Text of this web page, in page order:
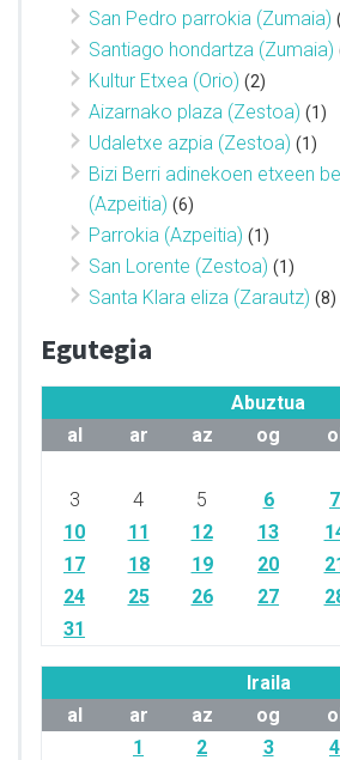
San Pedro parrokia (Zumaia)
Santiago hondartza (Zumaia)
Kultur Etxea (Orio) (2)
Aizarnako plaza (Zestoa) (1)
Udaletxe azpia (Zestoa) (1)
Bizi Berri adinekoen etxeen
(Azpeitia) (6)
Parrokia (Azpeitia) (1)
San Lorente (Zestoa) (1)
Santa Klara eliza (Zarautz) (8)
Egutegia
Abuztua
al
ar az og
3
4 5 6 7
10
11 12 13
17
18 19 20
24
25 26 27
31
Iraila
al
ar az og
1
2 3 4